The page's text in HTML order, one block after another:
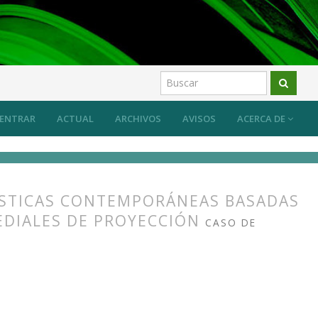
ACTUAL ARCHIVOS AVISOS ACERCA DE
ENTRAR
CONTEMPORÁNEAS BASADAS
DE PROYECCIÓN
CASO DE